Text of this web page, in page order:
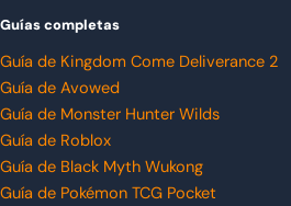
Guías completas
Guía de Kingdom Come Deliverance 2
Guía de Avowed
Guía de Monster Hunter Wilds
Guía de Roblox
Guía de Black Myth Wukong
Guía de Pokémon TCG Pocket